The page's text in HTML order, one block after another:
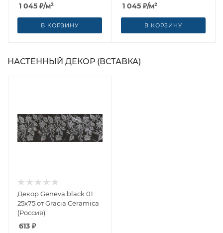
1 045 ₽/м²
В КОРЗИНУ
1 045 ₽/м²
В КОРЗИНУ
НАСТЕННЫЙ ДЕКОР (ВСТАВКА)
Декор Geneva black 01
25x75 от Gracia Ceramica
(Россия)
613 ₽